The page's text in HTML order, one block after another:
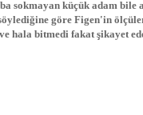
sokmayan küçük adam
göre Figen'in
hala bitmedi fakat şikayet